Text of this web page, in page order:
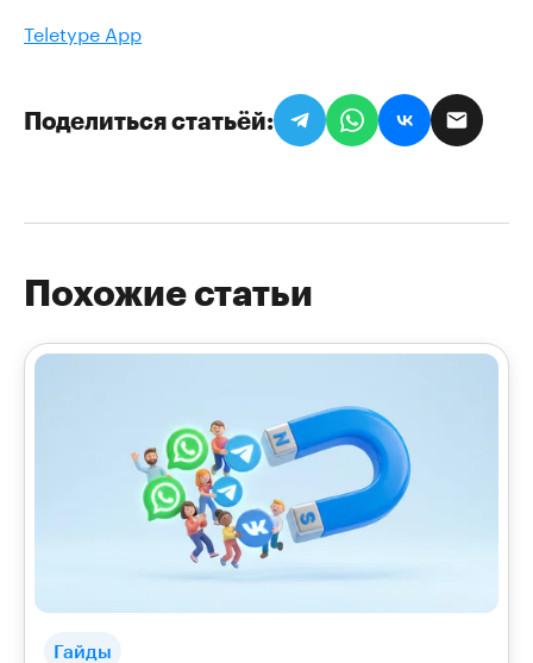
Teletype App
Поделиться статьёй
Похожие статьи
Гайды